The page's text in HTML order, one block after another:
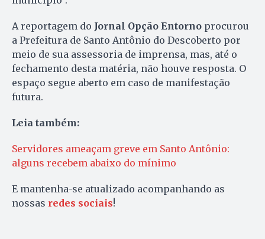
A reportagem do Jornal Opção Entorno procurou
a Prefeitura de Santo Antônio do Descoberto por
meio de sua assessoria de imprensa, mas, até o
fechamento desta matéria, não houve resposta. O
espaço segue aberto em caso de manifestação
futura.
Leia também:
Servidores ameaçam greve em Santo Antônio:
alguns recebem abaixo do mínimo
E mantenha-se atualizado acompanhando as
nossas redes sociais!